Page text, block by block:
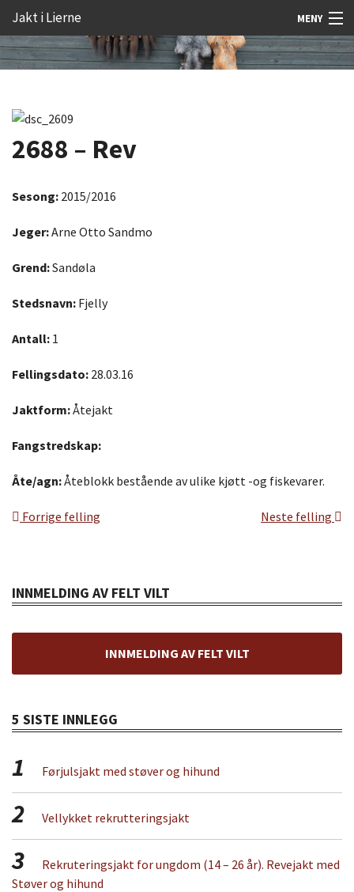
Jakt i Lierne MENY
Nyheter
Fangst
Åtejakt
Felt vilt
Aktiviteter
Kunnskap
Rekrutt
innholdet
Forstørre
2688 – Rev
Sesong: 2015/2016
Jeger:Arne Otto Sandmo
Grend:Sandøla
Stedsnavn: Fjelly
Antall: 1
Fellingsdato: 28.03.16
Jaktform:Åtejakt
Fangstredskap:
Åte/agn:Åteblokk bestående av ulike kjøtt -og fiskevarer.
Forrige felling Neste felling
INNMELDING AV FELT VILT
INNMELDING AV FELT VILT
5 SISTE INNLEGG
1 Førjulsjakt med støver og hihund
2 Vellykket rekrutteringsjakt
3
Rekruteringsjakt for ungdom (14 – 26 år). Revejakt med
Støver og hihund